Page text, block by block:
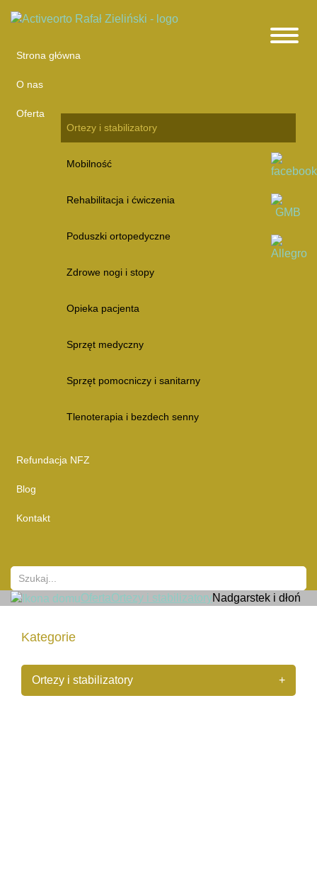
Strona główna
O nas
Oferta
Ortezy i stabilizatory
Mobilność
Rehabilitacja i ćwiczenia
Poduszki ortopedyczne
Zdrowe nogi i stopy
Opieka pacjenta
Sprzęt medyczny
Sprzęt pomocniczy i sanitarny
Tlenoterapia i bezdech senny
Refundacja NFZ
Blog
Kontakt
OfertaOrtezy i stabilizatoryNadgarstek i dłoń
Kategorie
Ortezy i stabilizatory +